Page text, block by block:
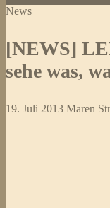
News
[NEWS]
sehe was,
19. Juli 2013 Maren